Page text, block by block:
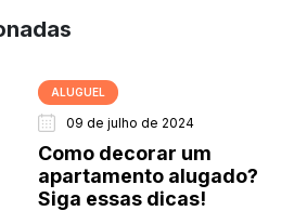
ALUGUEL
09 de julho de 2024
Como decorar um
apartamento alugado?
Siga essas dicas!